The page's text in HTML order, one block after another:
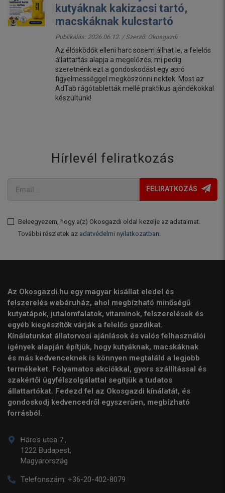
kutyáknak kakizacsi tartó,
macskáknak kulcstartó
Publikálás: 2026.06.12. / Szerző: Okosgazdi
Az élősködők elleni harc sosem állhat le, a felelős
állattartás alapja a megelőzés, mi pedig
szeretnénk ezt a gondoskodást egy apró
figyelmességgel megköszönni nektek. Most az
AdTab rágótabletták mellé praktikus ajándékokkal
készültünk!
Hírlevél feliratkozás
FELIRATKOZÁS
Beleegyezem, hogy a(z) Okosgazdi oldal kezelje az adataimat.
További részletek az adatvédelmi nyilatkozatban.
Az Okosgazdi.hu egy magyar kisállat eledel és
felszerelés webáruház, ahol megbízható minőségű
kutyatápok, jutalomfalatok, vitaminok, felszerelések és
egyéb kiegészítők várják a felelős gazdikat.
Kínálatunkat állatorvosi ajánlások és valós felhasználói
igények alapján építjük, hogy kutyáknak, macskáknak
és más kedvenceknek is könnyen megtaláld a legjobb
termékeket. Folyamatos akciókkal, gyors szállítással és
szakértői ügyfélszolgálattal segítjük a tudatos
állattartókat. Fedezd fel az Okosgazdi kínálatát, és
gondoskodj kedvencedről egyszerűen, megbízható
forrásból.
Háros utca 7.,
1222 Budapest,
Magyarország
Telefonszám: +36-20-402-8079